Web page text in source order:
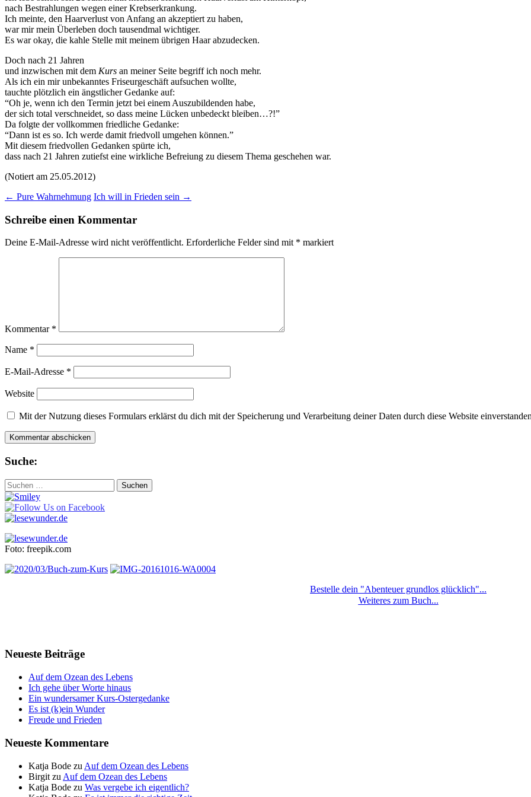
nach Bestrahlungen wegen einer Krebserkrankung.
Ich meinte, den Haarverlust von Anfang an akzeptiert zu haben,
war mir mein Überleben doch tausendmal wichtiger.
Es war okay, die kahle Stelle mit meinem übrigen Haar abzudecken.
Doch nach 21 Jahren
und inzwischen mit dem Kurs an meiner Seite begriff ich noch mehr.
Als ich ein mir unbekanntes Friseurgeschäft aufsuchen wollte,
tauchte plötzlich ein ängstlicher Gedanke auf:
“Oh je, wenn ich den Termin jetzt bei einem Auszubildenden habe,
der sich total verschneidet, so dass meine Lücken unbedeckt bleiben…?!”
Da folgte der vollkommen friedliche Gedanke:
“Dann ist es so. Ich werde damit friedvoll umgehen können.”
Mit diesem friedvollen Gedanken spürte ich,
dass nach 21 Jahren zutiefst eine wirkliche Befreiung zu diesem Thema geschehen war.
(Notiert am 25.05.2012)
Beitragsnavigation
← Pure Wahrnehmung Ich will in Frieden sein →
Schreibe einen Kommentar
Deine E-Mail-Adresse wird nicht veröffentlicht. Erforderliche Felder sind mit * markiert
Kommentar *
Name *
E-Mail-Adresse *
Website
Mit der Nutzung dieses Formulars erklärst du dich mit der Speicherung und Verarbeitung deiner Daten durch diese Website
Suche:
Suchen
nach:
Foto: freepik.com
Bestelle dein "Abenteuer grundlos glücklich"...
Weiteres zum Buch...
Neueste Beiträge
Auf dem Ozean des Lebens
Ich gehe über Worte hinaus
Ein wundersamer Kurs-Ostergedanke
Es ist (k)ein Wunder
Freude und Frieden
Neueste Kommentare
Katja Bode zu Auf dem Ozean des Lebens
Birgit zu Auf dem Ozean des Lebens
Katja Bode zu Was vergebe ich eigentlich?